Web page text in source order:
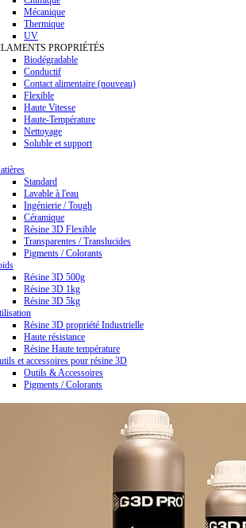
Mécanique
Thermique
UV
PROPRIÉTÉS
Biodégradable
Conductif
Contact alimentaire (nouveau)
Flexible
Haute Vitesse
Haute-Température
Nettoyage
Soluble et support
Standard
Lavable à l'eau
Ingénierie / Tough
Céramique
Résine 3D Flexible
Transparentes / Translucides
Pigments / Colorants
Résine 3D 500g
Résine 3D 1kg
Résine 3D 5kg
Résine 3D propriété Industrielle
Haute résistance
Résine Haute température
et accessoires pour résine 3D
Outils & Accessoires
Pigments / Colorants